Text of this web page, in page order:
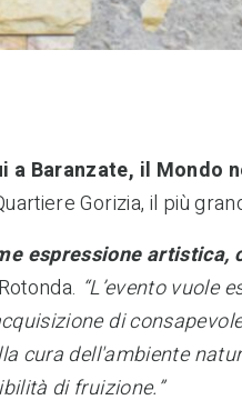
a Baranzate, il Mondo
Gorizia, il più
espressione
. “L’evento vuole
di
cura dell'ambiente
di fruizione.”